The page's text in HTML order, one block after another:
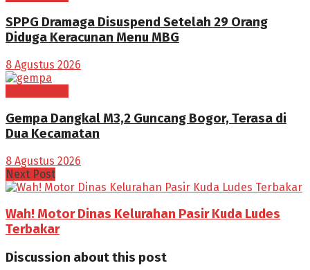
SPPG Dramaga Disuspend Setelah 29 Orang
Diduga Keracunan Menu MBG
8 Agustus 2026
Gempa Dangkal M3,2 Guncang Bogor, Terasa di
Dua Kecamatan
8 Agustus 2026
Next Post
Wah! Motor Dinas Kelurahan Pasir Kuda Ludes
Terbakar
Discussion about this post